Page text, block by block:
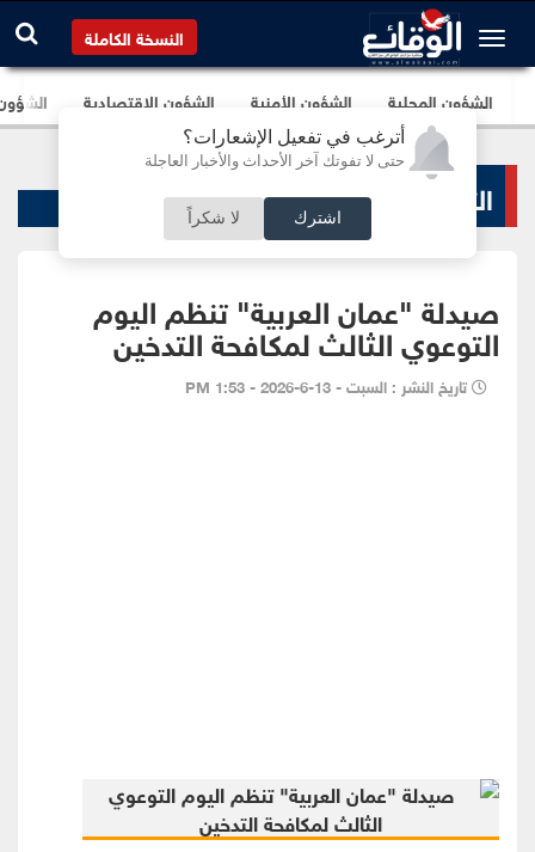
أترغب في تفعيل الإشعارات؟
حتى لا تفوتك آخر الأحداث والأخبار العاجلة
اشترك لا شكراً
النسخة الكاملة
الشؤون المحلية الشؤون الأمنية الشؤون الإقتصادية
التعليم والجامعات
صيدلة "عمان العربية" تنظم اليوم
التوعوي الثالث لمكافحة التدخين
تاريخ النشر : السبت - 13-6-2026 - 1:53 PM